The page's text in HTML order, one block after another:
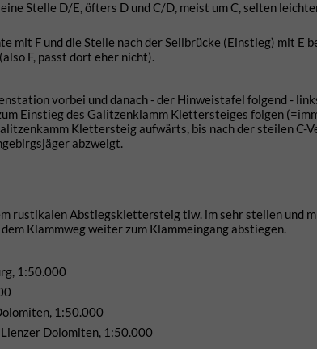
Stelle D/E, öfters D und C/D, meist um C, selten
mit F und die Stelle nach der Seilbrücke (Einstieg) mit E
F, passt dort eher nicht).
vorbei und danach - der Hinweistafel folgend -
Einstieg des Galitzenklamm Klettersteiges folgen
Klettersteig aufwärts, bis nach der steilen C-
abzweigt.
rustikalen Abstiegsklettersteig tlw. im sehr steilen und
Klammweg weiter zum Klammeingang abstiegen.
1:50.000
1:50.000
Dolomiten, 1:50.000